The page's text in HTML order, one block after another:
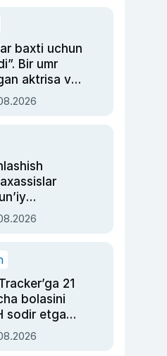
baxti uchun
Bir umr
aktrisa va
Rimma
xavotir
21
bolasini
sodir etgan
o‘qildi